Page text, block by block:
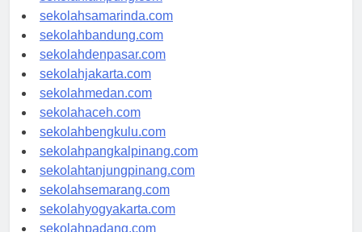
sekolahlampung.com
sekolahsamarinda.com
sekolahbandung.com
sekolahdenpasar.com
sekolahjakarta.com
sekolahmedan.com
sekolahaceh.com
sekolahbengkulu.com
sekolahpangkalpinang.com
sekolahtanjungpinang.com
sekolahsemarang.com
sekolahyogyakarta.com